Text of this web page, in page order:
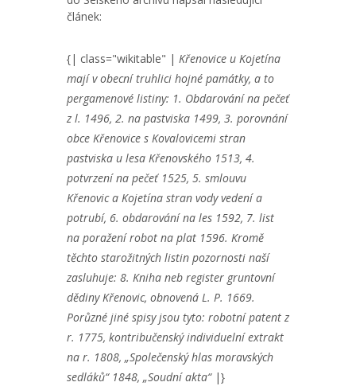
článek:
{| class="wikitable" | Křenovice u Kojetína
mají v obecní truhlici hojné památky, a to
pergamenové listiny: 1. Obdarování na pečeť
z l. 1496, 2. na pastviska 1499, 3. porovnání
obce Křenovice s Kovalovicemi stran
pastviska u lesa Křenovského 1513, 4.
potvrzení na pečeť 1525, 5. smlouvu
Křenovic a Kojetína stran vody vedení a
potrubí, 6. obdarování na les 1592, 7. list
na poražení robot na plat 1596. Kromě
těchto starožitných listin pozornosti naší
zasluhuje: 8. Kniha neb register gruntovní
dědiny Křenovic, obnovená L. P. 1669.
Porůzné jiné spisy jsou tyto: robotní patent z
r. 1775, kontribučenský individuelní extrakt
na r. 1808, „Společenský hlas moravských
sedláků“ 1848, „Soudní akta“|}